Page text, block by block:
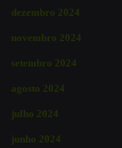
dezembro 2024
novembro 2024
setembro 2024
agosto 2024
julho 2024
junho 2024